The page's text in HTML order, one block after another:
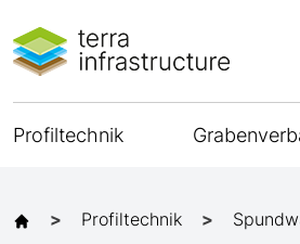
Profiltechnik
Profiltechnik